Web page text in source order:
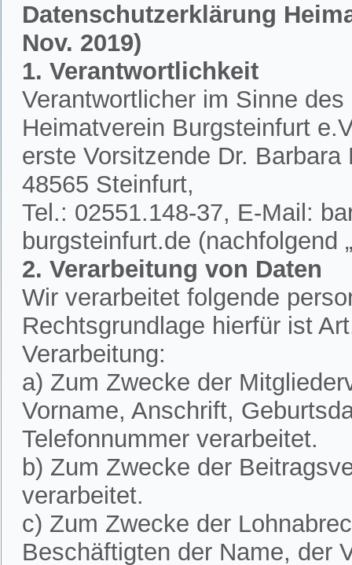
Datenschutzerklärung
Nov. 2019)
1. Verantwortlichkeit
Verantwortlicher im Sinne
Heimatverein Burgsteinfurt
erste Vorsitzende Dr.
48565 Steinfurt,
Tel.: 02551.148-37, E-Mail:
burgsteinfurt.de (nachfolgend
2. Verarbeitung von Daten
Wir verarbeitet folgende
Rechtsgrundlage hierfür ist
Verarbeitung:
a) Zum Zwecke der
Vorname, Anschrift,
Telefonnummer verarbeitet.
b) Zum Zwecke der
verarbeitet.
c) Zum Zwecke der
Beschäftigten der Name, der